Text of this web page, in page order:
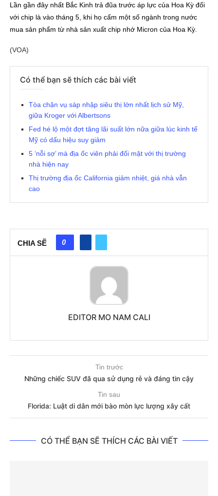
Lần gần đây nhất Bắc Kinh trả đũa trước áp lực của Hoa Kỳ đối
với chip là vào tháng 5, khi họ cấm một số ngành trong nước
mua sản phẩm từ nhà sản xuất chip nhớ Micron của Hoa Kỳ.
(VOA)
Có thể bạn sẽ thích các bài viết
Tòa chặn vụ sáp nhập siêu thị lớn nhất lịch sử Mỹ,
giữa Kroger với Albertsons
Fed hé lộ một đợt tăng lãi suất lớn nữa giữa lúc kinh tế
Mỹ có dấu hiệu suy giảm
5 ‘nỗi sợ’ mà địa ốc viên phải đối mặt với thị trường
nhà hiện nay
Thị trường địa ốc California giảm nhiệt, giá nhà vẫn
cao
CHIA SẼ 0
EDITOR MO NAM CALI
Tin trước
Những chiếc SUV đã qua sử dụng rẻ và đáng tin cậy
Tin sau
Florida: Luật di dân mới bào mòn lực lượng xây cất
CÓ THỂ BẠN SẼ THÍCH CÁC BÀI VIẾT